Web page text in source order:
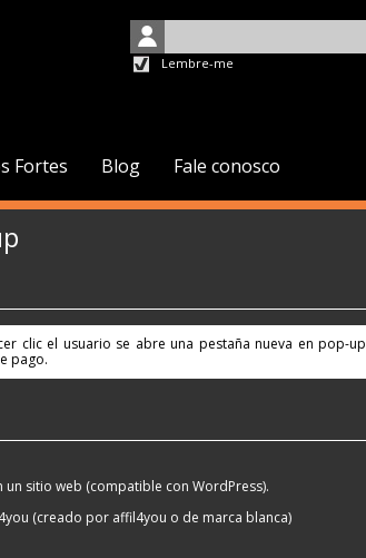
Lembre-me
Fortes Blog Fale conosco
clic el usuario se abre una pestaña nueva en pop-up
pago.
sitio web (compatible con WordPress).
(creado por affil4you o de marca blanca)